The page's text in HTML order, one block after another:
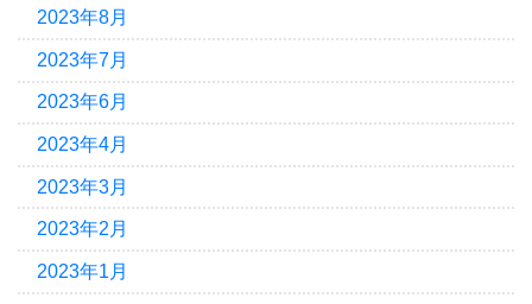
2023年8月
2023年7月
2023年6月
2023年4月
2023年3月
2023年2月
2023年1月